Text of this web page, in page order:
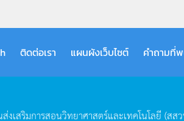
ติดต่อเรา แผนผังเว็บไซต์ คำถามที่
งเสริมการสอนวิทยาศาสตร์และเทคโนโลยี (สส